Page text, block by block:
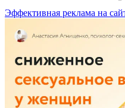
Эффективная реклама на